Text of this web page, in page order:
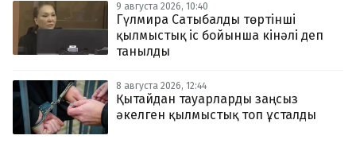
9 августа 2026, 10:40
Гүлмира Сатыбалды төртінші
қылмыстық іс бойынша кінәлі деп
танылды
8 августа 2026, 12:44
Қытайдан тауарларды заңсыз
әкелген қылмыстық топ ұсталды